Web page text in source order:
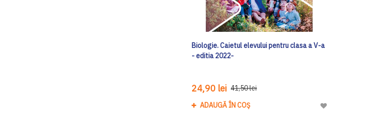
Biologie. Caietul elevului pentru clasa a V-a
- editia 2022-
24,90 lei 41,50 lei
ADAUGĂ ÎN COȘ
Adaugă